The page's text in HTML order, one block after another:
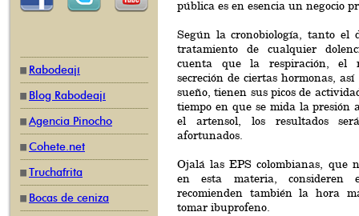
Rabodeají
Blog Rabodeají
Agencia Pinocho
Cohete.net
Truchafrita
Bocas de ceniza
pública es en esencia un negocio
Según la cronobiología, tanto el
tratamiento de cualquier
cuenta que la respiración, el
secreción de ciertas hormonas,
sueño, tienen sus picos de
tiempo en que se mida la presión
el artensol, los resultados
afortunados.
Ojalá las EPS colombianas, que
en esta materia,
recomienden también la hora
tomar ibuprofeno.